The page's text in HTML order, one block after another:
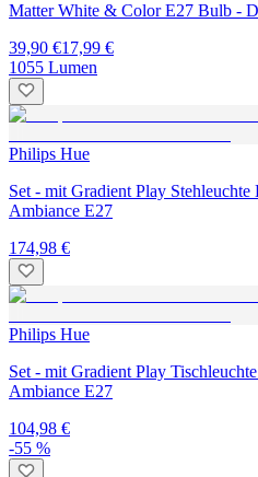
Matter White & Color E27 Bulb -
39,90 €17,99 €
1055 Lumen
Philips Hue
Set - mit Gradient Play
Ambiance E27
174,98 €
Philips Hue
Set - mit Gradient Play
Ambiance E27
104,98 €
-55 %